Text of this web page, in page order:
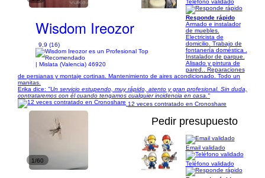
Wisdom Ireozor
9,9 (16)
| Mislata (Valencia) 46920
Teléfono validado
Responde rápido
Armado e instalador
de muebles.
Electricista de
domicilio. Trabajo de
fontanería doméstica .
Instalador de parque.
Alisado y pintura de
pared.. Reparaciones
de persianas y montaje cortinas. Mantenimiento de aires acondicionado. Todo un
manitas.
Erika dice: "Un servicio estupendo, muy rápido, atento y gran profesional. Sin duda,
contrataremos con él cuando tengamos cualquier incidencia en casa."
12 veces contratado en Cronoshare
1/60
Pedir presupuesto
Email validado
Teléfono validado